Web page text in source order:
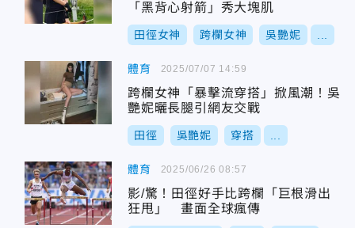
「黑背心射箭」秀大塊肌
田徑女神 跨欄女神 吳艷妮
體育
跨欄女神「暴擊流穿搭」掀風潮！吳
艷妮曬長腿引網友交戰
田徑 吳艷妮 穿搭
2025/07/07 14:59
體育
影/驚！田徑好手比跨欄「巨根滑出
狂甩」 畫面全球瘋傳
2025/06/26 08:57